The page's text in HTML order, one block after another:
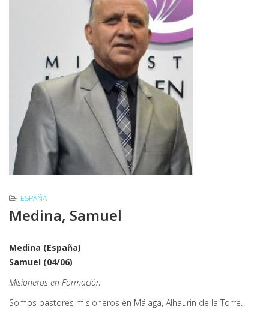
ESPAÑA
Medina, Samuel
Medina (España)
Samuel (04/06)
Misioneros en Formación
Somos pastores misioneros en Málaga, Alhaurin de la Torre.